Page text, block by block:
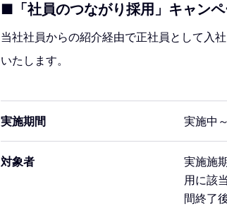
■「社員のつながり採用」キャン
当社社員からの紹介経由で正社員として入
いたします。
実施期間 実施中
対象者
実施施
用に該
間終了